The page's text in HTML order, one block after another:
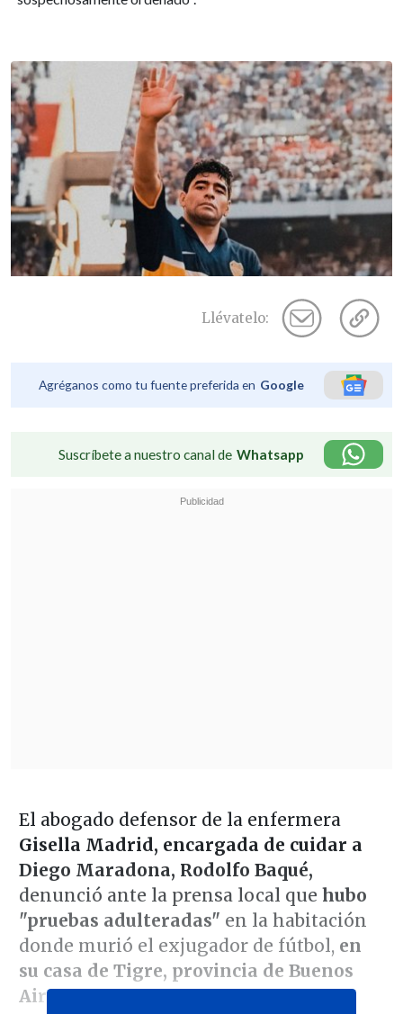
Llévatelo:
Agréganos como tu fuente preferida en Google
Suscríbete a nuestro canal de Whatsapp
El abogado defensor de la enfermera
Gisella Madrid, encargada de cuidar a
Diego Maradona, Rodolfo Baqué,
denunció ante la prensa local que hubo
"pruebas adulteradas" en la habitación
donde murió el exjugador de fútbol, en
su casa de Tigre, provincia de Buenos
Aires.